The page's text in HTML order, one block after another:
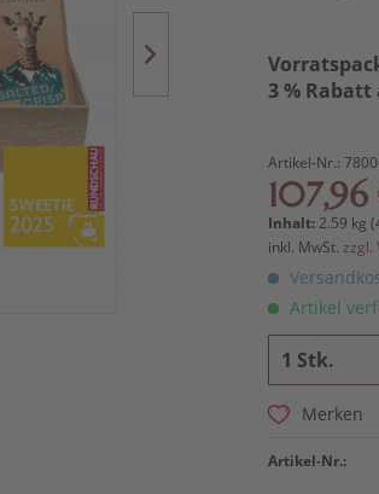
3 %
Artikel-Nr.:
Inhalt:2.59 kg
inkl. MwSt.zzgl.
Artikel
Merken
Artikel-Nr.: